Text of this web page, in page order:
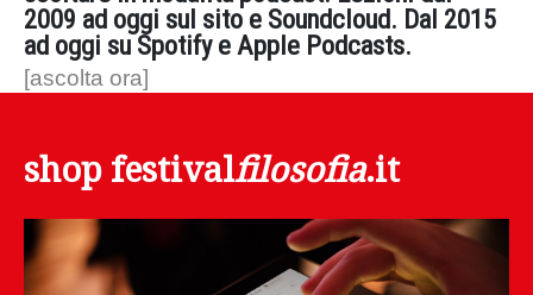
Le parole dei protagonisti del festival da
scoltare in modalità podcast. Lezioni dal
2009 ad oggi sul sito e Soundcloud. Dal 2015
ad oggi su Spotify e Apple Podcasts.
shop festivalfilosofia.it